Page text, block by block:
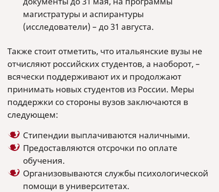
магистратуры и аспирантуры
(исследователи) – до 31 августа.
Также стоит отметить, что итальянские вузы не
отчисляют российских студентов, а наоборот, –
всячески поддерживают их и продолжают
принимать новых студентов из России. Меры
поддержки со стороны вузов заключаются в
следующем:
Стипендии выплачиваются наличными.
Предоставляются отсрочки по оплате
обучения.
Организовываются службы психологической
помощи в университетах.